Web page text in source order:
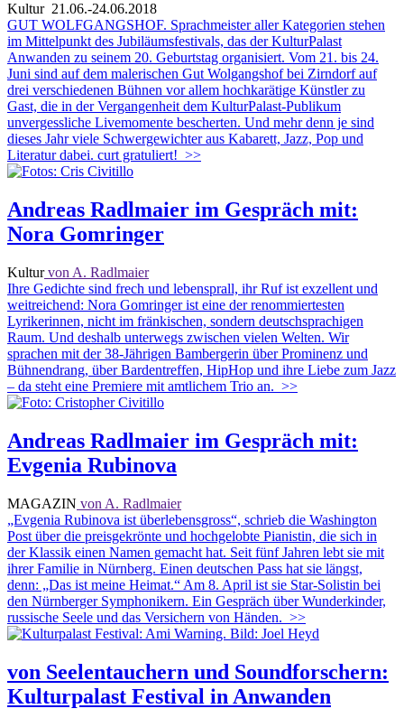
Kultur21.06.-24.06.2018
GUT WOLFGANGSHOF. Sprachmeister aller Kategorien stehen
im Mittelpunkt des Jubiläumsfestivals, das der KulturPalast
Anwanden zu seinem 20. Geburtstag organisiert. Vom 21. bis 24.
Juni sind auf dem malerischen Gut Wolgangshof bei Zirndorf auf
drei verschiedenen Bühnen vor allem hochkarätige Künstler zu
Gast, die in der Vergangenheit dem KulturPalast-Publikum
unvergessliche Livemomente bescherten. Und mehr denn je sind
dieses Jahr viele Schwergewichter aus Kabarett, Jazz, Pop und
Literatur dabei. curt gratuliert! >>
Andreas Radlmaier im Gespräch mit:
Nora Gomringer
Kulturvon A. Radlmaier
Ihre Gedichte sind frech und lebensprall, ihr Ruf ist exzellent und
weitreichend: Nora Gomringer ist eine der renommiertesten
Lyrikerinnen, nicht im fränkischen, sondern deutschsprachigen
Raum. Und deshalb unterwegs zwischen vielen Welten. Wir
sprachen mit der 38-Jährigen Bambergerin über Prominenz und
Bühnendrang, über Bardentreffen, HipHop und ihre Liebe zum Jazz
– da steht eine Premiere mit amtlichem Trio an. >>
Andreas Radlmaier im Gespräch mit:
Evgenia Rubinova
MAGAZIN von A. Radlmaier
„Evgenia Rubinova ist überlebensgross“, schrieb die Washington
Post über die preisgekrönte und hochgelobte Pianistin, die sich in
der Klassik einen Namen gemacht hat. Seit fünf Jahren lebt sie mit
ihrer Familie in Nürnberg. Einen deutschen Pass hat sie längst,
denn: „Das ist meine Heimat.“ Am 8. April ist sie Star-Solistin bei
den Nürnberger Symphonikern. Ein Gespräch über Wunderkinder,
russische Seele und das Versichern von Händen. >>
von Seelentauchern und Soundforschern:
Kulturpalast Festival in Anwanden